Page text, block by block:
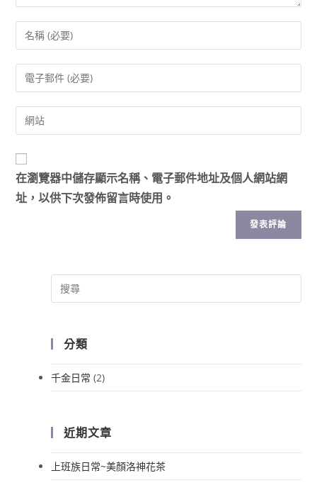
在瀏覽器中儲存顯示名稱、電子郵件地址及個人網站網
址，以供下次發佈留言時使用。
分類
千金日常 (2)
近期文章
上班族日常~美顏洛神花茶